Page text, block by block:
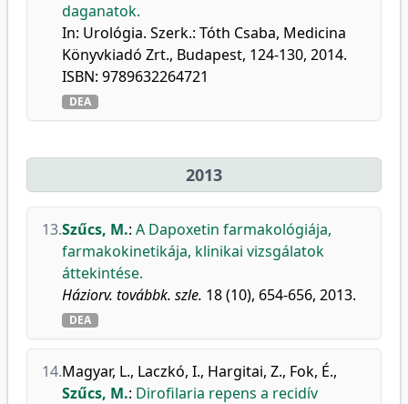
daganatok.
In: Urológia. Szerk.: Tóth Csaba, Medicina
Könyvkiadó Zrt., Budapest, 124-130, 2014.
ISBN: 9789632264721
DEA
2013
13.Szűcs, M.: A Dapoxetin farmakológiája,
farmakokinetikája, klinikai vizsgálatok
áttekintése.
Háziorv. továbbk. szle. 18 (10), 654-656, 2013.
DEA
14.Magyar, L., Laczkó, I., Hargitai, Z., Fok, É.,
Szűcs, M.: Dirofilaria repens a recidív